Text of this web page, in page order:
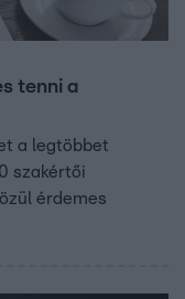
tenni a
a legtöbbet
szakértői
érdemes